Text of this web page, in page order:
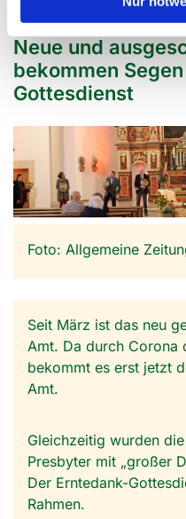
Neue und
bekommen
Gottesdienst
Foto: Allgemeine
Seit März ist das neu
Amt. Da durch Corona
bekommt es erst jetzt
Amt.
Gleichzeitig wurden
Presbyter mit „großer
Der Erntedank-
Rahmen.